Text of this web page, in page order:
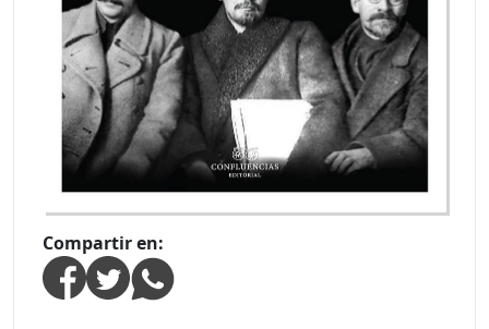
Compartir en: